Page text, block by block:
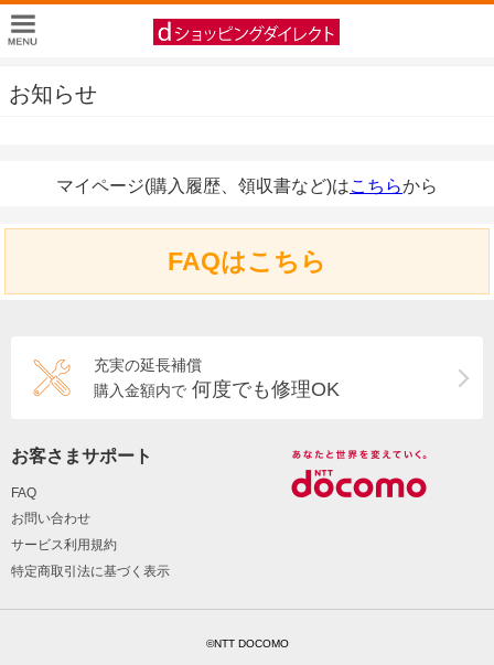
お知らせ
マイページ(購入履歴、領収書など)はこちらから
FAQはこちら
充実の延長補償
購入金額内で 何度でも修理OK
お客さまサポート
FAQ
お問い合わせ
サービス利用規約
特定商取引法に基づく表示
©NTT DOCOMO